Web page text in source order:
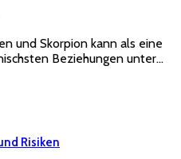
und Skorpion kann als eine
Beziehungen unter…
Risiken